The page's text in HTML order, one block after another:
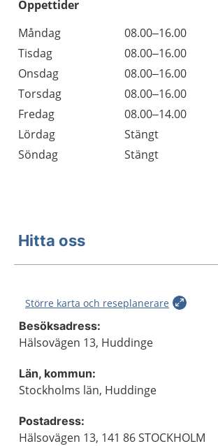
Öppettider
Dag
Öppettider
Kommentarer
Måndag
08.00–16.00
Tisdag
08.00–16.00
Onsdag
08.00–16.00
Torsdag
08.00–16.00
Fredag
08.00–14.00
Lördag
Stängt
Söndag
Stängt
Hitta oss
Större karta och reseplanerare
Besöksadress:
Hälsovägen 13, Huddinge
Län, kommun:
Stockholms län, Huddinge
Postadress:
Hälsovägen 13, 141 86 STOCKHOLM